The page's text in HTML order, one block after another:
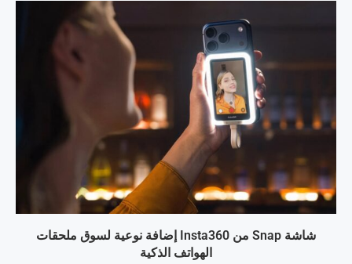
شاشة Snap من Insta360 إضافة نوعية لسوق ملحقات
الهواتف الذكية